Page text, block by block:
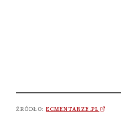
ŹRÓDŁO: ECMENTARZE.PL